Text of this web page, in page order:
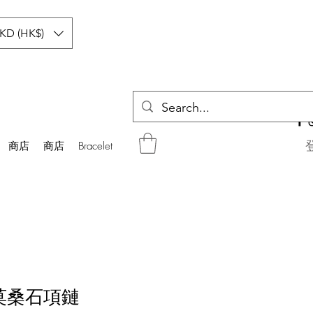
商店 商店 Bracelet
(HK$)
桑石項鏈